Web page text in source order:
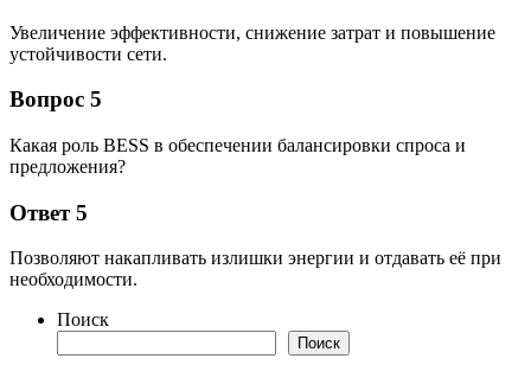
Увеличение эффективности, снижение затрат и повышение
устойчивости сети.
Вопрос 5
Какая роль BESS в обеспечении балансировки спроса и
предложения?
Ответ 5
Позволяют накапливать излишки энергии и отдавать её при
необходимости.
Поиск
Поиск